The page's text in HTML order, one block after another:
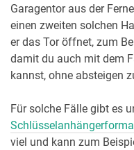
Garagentor aus der
einen zweiten solchen
er das Tor öffnet, zum
damit du auch mit dem
kannst, ohne absteigen
Für solche Fälle gibt es
viel und kann zum